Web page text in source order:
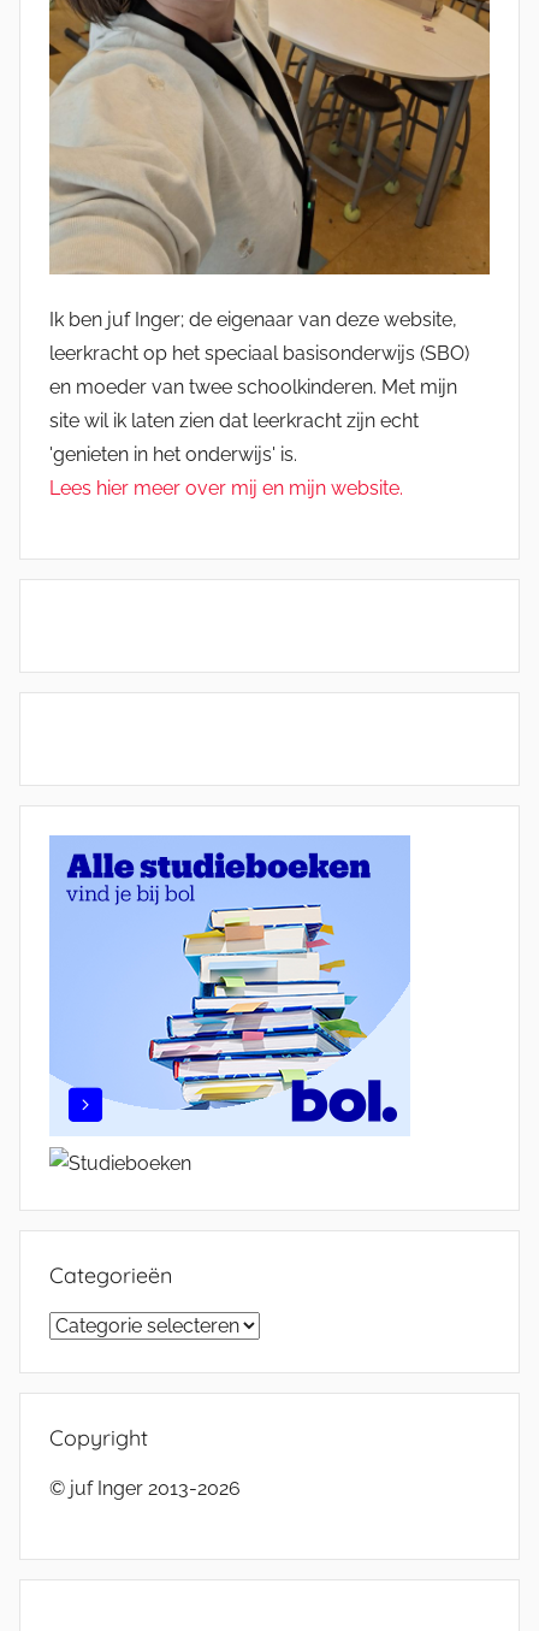
Ik ben juf Inger; de eigenaar van deze website,
leerkracht op het speciaal basisonderwijs (SBO)
en moeder van twee schoolkinderen. Met mijn
site wil ik laten zien dat leerkracht zijn echt
'genieten in het onderwijs' is.
Lees hier meer over mij en mijn website.
Categorieën
Categorieën
Copyright
© juf Inger 2013-2026